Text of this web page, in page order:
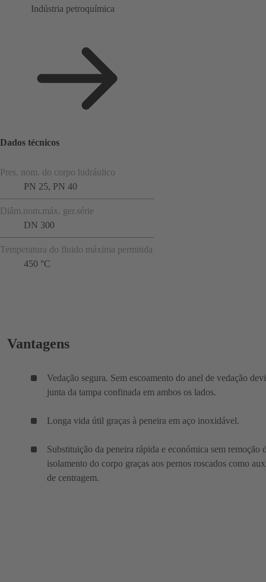
Indústria petroquímica
Dados técnicos
Pres. nom. do corpo hidráulico
PN 25, PN 40
Diâm.nom.máx. ger.série
DN 300
Temperatura do fluido máxima permitida
450 °C
Vantagens
Vedação segura. Sem escoamento do anel de vedação
junta da tampa confinada em ambos os lados.
Longa vida útil graças à peneira em aço inoxidável.
Substituição da peneira rápida e económica sem remoção
isolamento do corpo graças aos pernos roscados como
de centragem.